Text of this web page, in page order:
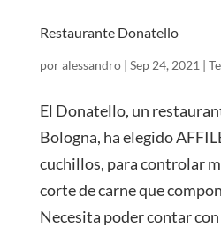
Restaurante Donatello
poralessandro| Sep 24, 2021 |
El Donatello, un
Bologna, ha elegido
cuchillos, para controlar
corte de carne que
Necesita poder contar